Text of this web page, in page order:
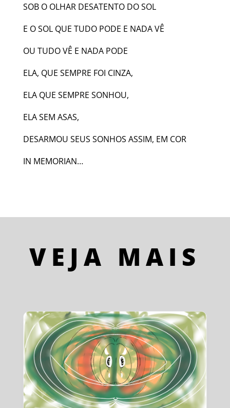
SOB O OLHAR DESATENTO DO SOL
E O SOL QUE TUDO PODE E NADA VÊ
OU TUDO VÊ E NADA PODE
ELA, QUE SEMPRE FOI CINZA,
ELA QUE SEMPRE SONHOU,
ELA SEM ASAS,
DESARMOU SEUS SONHOS ASSIM, EM COR
IN MEMORIAN…
VEJA MAIS